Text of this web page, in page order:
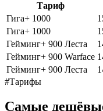
Тариф
Гига+ 1000
Гига+ 1000
Гейминг+ 900 Леста
Гейминг+ 900 Warface
Гейминг+ 900 Леста
#Тарифы
Самые